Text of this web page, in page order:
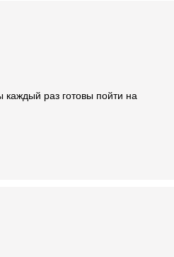
каждый раз готовы пойти на